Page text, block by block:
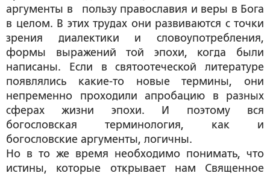
аргументы в пользу православия и веры в Бога
в целом. В этих трудах они развиваются с точки
зрения диалектики и словоупотребления,
формы выражений той эпохи, когда были
написаны. Если в святоотеческой литературе
появлялись какие-то новые термины, они
непременно проходили апробацию в разных
сферах жизни эпохи. И поэтому вся
богословская терминология, как и
богословские аргументы, логичны.
Но в то же время необходимо понимать, что
истины, которые открывает нам Священное